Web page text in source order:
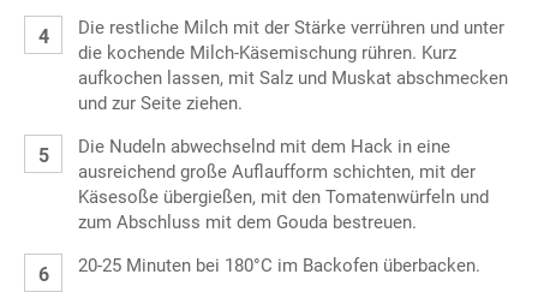
Die restliche Milch mit der Stärke verrühren und unter
die kochende Milch-Käsemischung rühren. Kurz
aufkochen lassen, mit Salz und Muskat abschmecken
und zur Seite ziehen.
Die Nudeln abwechselnd mit dem Hack in eine
ausreichend große Auflaufform schichten, mit der
Käsesoße übergießen, mit den Tomatenwürfeln und
zum Abschluss mit dem Gouda bestreuen.
20-25 Minuten bei 180°C im Backofen überbacken.